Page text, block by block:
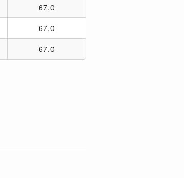
67.0
67.0
67.0